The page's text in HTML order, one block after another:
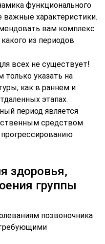
функционального
важные характеристики.
вам комплекс
из периодов
всех не существует!
указать на
как в раннем и
этапах.
период является
средством
здоровья,
группы
позвоночника